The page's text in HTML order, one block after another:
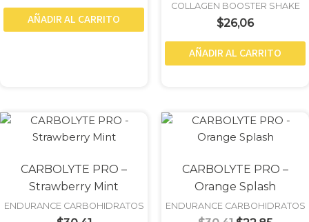
AÑADIR AL CARRITO
COLLAGEN BOOSTER SHAKE
$26,06
AÑADIR AL CARRITO
CARBOLYTE PRO –
Strawberry Mint
ENDURANCE CARBOHIDRATOS
CARBOLYTE PRO –
Orange Splash
ENDURANCE CARBOHIDRATOS
Original
price
was:
price